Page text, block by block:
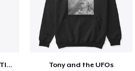
Current Mood: EXISTENTIAL CRISIS Tony and the UFOs